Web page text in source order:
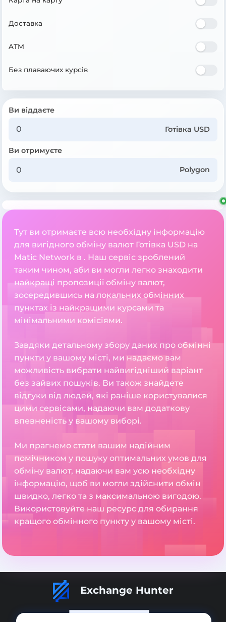
Доставка
ATM
Без плаваючих курсів
Ви віддаєте
Готівка USD
Ви отримуєте
Polygon
Тут ви отримаєте всю необхідну інформацію
для вигідного обміну валют Готівка USD на
Matic Network в . Наш сервіс зроблений
таким чином, аби ви могли легко знаходити
найкращі пропозиції обміну валют,
зосередившись на локальних обмінних
пунктах із найкращими курсами та
мінімальними комісіями.
Завдяки детальному збору даних про обмінні
пункти у вашому місті, ми надаємо вам
можливість вибрати найвигідніший варіант
без зайвих пошуків. Ви також знайдете
відгуки від людей, які раніше користувалися
цими сервісами, надаючи вам додаткову
впевненість у вашому виборі.
Ми прагнемо стати вашим надійним
помічником у пошуку оптимальних умов для
обміну валют, надаючи вам усю необхідну
інформацію, щоб ви могли здійснити обмін
швидко, легко та з максимальною вигодою.
Використовуйте наш ресурс для обирання
кращого обмінного пункту у вашому місті.
Exchange Hunter